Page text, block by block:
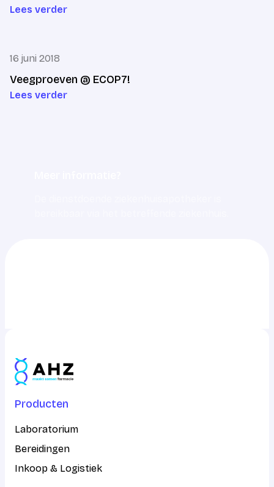
Lees verder
16 juni 2018
Veegproeven @ ECOP7!
Lees verder
Producten
Laboratorium
Bereidingen
Inkoop & Logistiek